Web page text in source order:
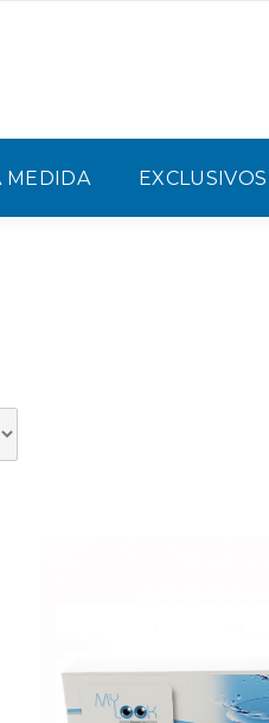
MEDIDA EXCLUSIVOS